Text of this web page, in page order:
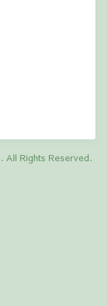
. All Rights Reserved.